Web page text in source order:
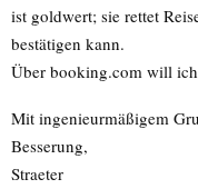
ist goldwert; sie rettet
bestätigen kann.
Über booking.com will
Mit ingenieurmäßigem
Besserung,
Straeter